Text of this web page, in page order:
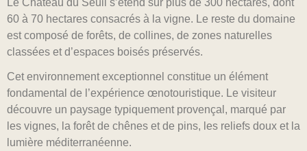
Le Château du Seuil s’étend sur plus de 300 hectares, dont
60 à 70 hectares consacrés à la vigne. Le reste du domaine
est composé de forêts, de collines, de zones naturelles
classées et d’espaces boisés préservés.
Cet environnement exceptionnel constitue un élément
fondamental de l’expérience œnotouristique. Le visiteur
découvre un paysage typiquement provençal, marqué par
les vignes, la forêt de chênes et de pins, les reliefs doux et la
lumière méditerranéenne.